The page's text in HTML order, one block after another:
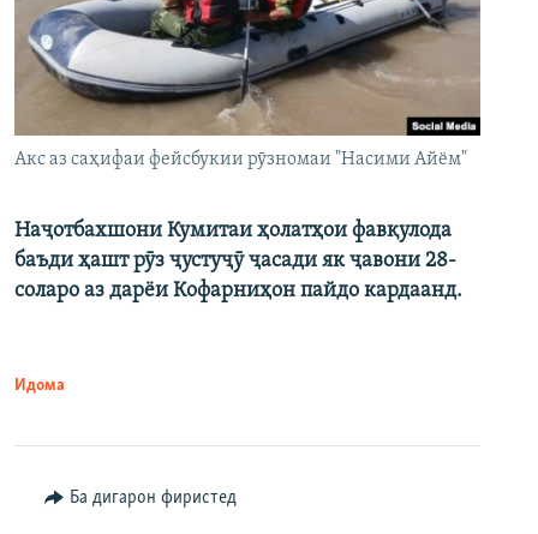
Акс аз саҳифаи фейсбукии рӯзномаи "Насими Айём"
Наҷотбахшони Кумитаи ҳолатҳои фавқулода
баъди ҳашт рӯз ҷустуҷӯ ҷасади як ҷавони 28-
соларо аз дарёи Кофарниҳон пайдо кардаанд.
Идома
Ба дигарон фиристед